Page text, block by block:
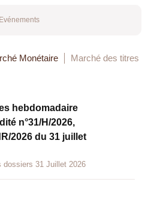
Evénements
Monétaire Marché des titres
hebdomadaire
n°31/H/2026,
2026 du 31 juillet
dossiers 31 Juillet 2026